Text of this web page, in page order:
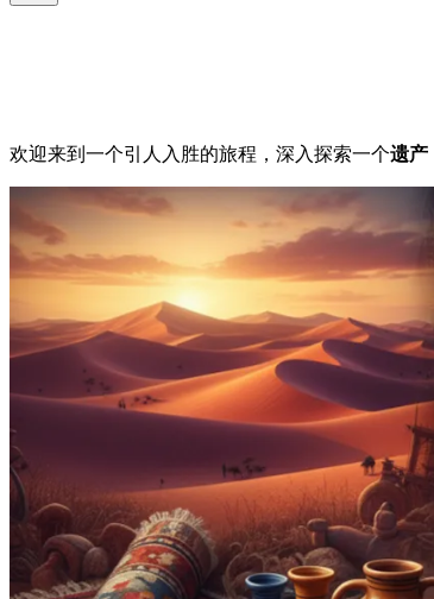
欢迎来到一个引人入胜的旅程，深入探索一个遗产